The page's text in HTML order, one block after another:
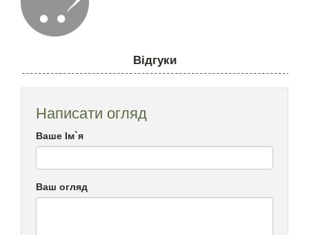
Відгуки
Написати огляд
Ваше Ім`я
Ваш огляд